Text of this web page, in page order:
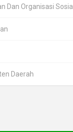
Dan Organisasi Sosial
Daerah